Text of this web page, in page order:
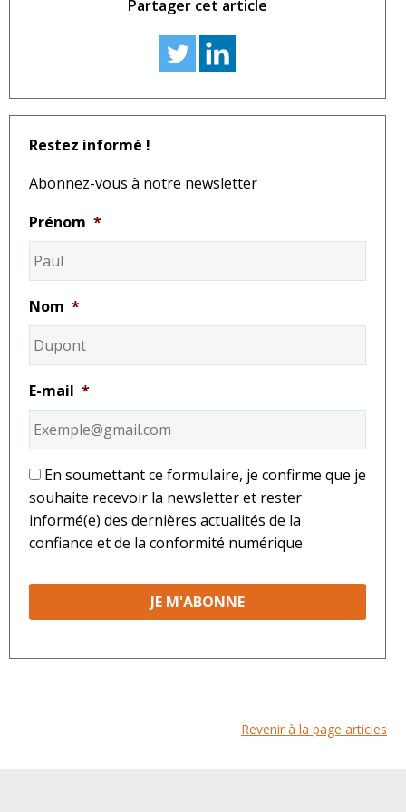
Partager cet article
Restez informé !
Abonnez-vous à notre newsletter
Prénom *
Nom *
E-mail *
* En soumettant ce formulaire, je confirme que je
souhaite recevoir la newsletter et rester
informé(e) des dernières actualités de la
confiance et de la conformité numérique
Revenir à la page articles